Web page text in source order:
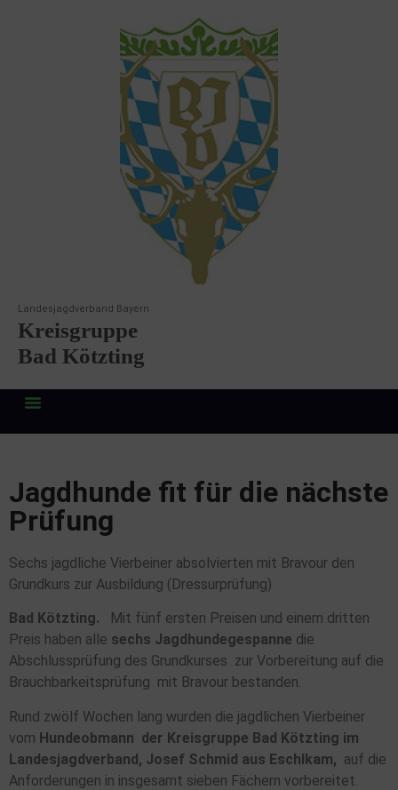
Landesjagdverband Bayern
Kreisgruppe
Bad Kötzting
Jagdhunde fit für die nächste
Prüfung
Sechs jagdliche Vierbeiner absolvierten mit Bravour den
Grundkurs zur Ausbildung (Dressurprüfung)
Bad Kötzting. Mit fünf ersten Preisen und einem dritten
Preis haben alle sechs Jagdhundegespanne die
Abschlussprüfung des Grundkurses zur Vorbereitung auf die
Brauchbarkeitsprüfung mit Bravour bestanden.
Rund zwölf Wochen lang wurden die jagdlichen Vierbeiner
vom Hundeobmann der Kreisgruppe Bad Kötzting im
Landesjagdverband, Josef Schmid aus Eschlkam, auf die
Anforderungen in insgesamt sieben Fächern vorbereitet.